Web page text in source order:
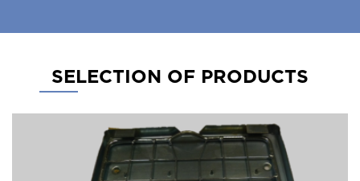
SELECTION OF PRODUCTS